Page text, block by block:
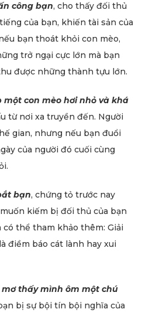
công bạn, cho thấy đối thủ
của bạn, khiến tài sản của
bạn thoát khỏi con mèo,
trở ngại cực lớn mà bạn
được những thành tựu lớn.
con mèo hơi nhỏ và khá
từ nơi xa truyền đến. Người
gian, nhưng nếu bạn đuổi
của người đó cuối cùng
bạn, chứng tỏ trước nay
kiếm bị đối thủ của bạn
thể tham khảo thêm: Giải
điềm báo cát lành hay xui
thấy mình ôm một chú
bị sự bội tín bội nghĩa của